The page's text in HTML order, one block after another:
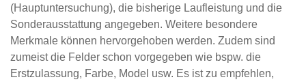
(Hauptuntersuchung), die bisherige Laufleistung und die
Sonderausstattung angegeben. Weitere besondere
Merkmale können hervorgehoben werden. Zudem sind
zumeist die Felder schon vorgegeben wie bspw. die
Erstzulassung, Farbe, Model usw. Es ist zu empfehlen,